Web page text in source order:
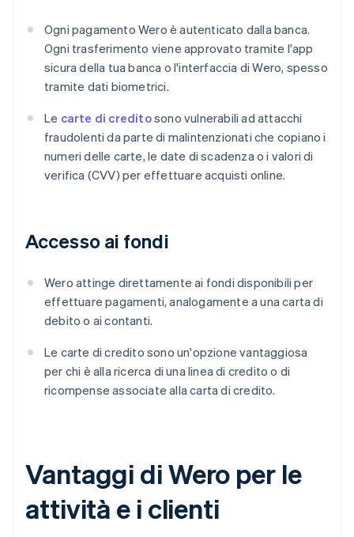
Ogni pagamento Wero è autenticato dalla banca.
Ogni trasferimento viene approvato tramite l'app
sicura della tua banca o l'interfaccia di Wero, spesso
tramite dati biometrici.
Le carte di creditosono vulnerabili ad attacchi
fraudolenti da parte di malintenzionati che copiano i
numeri delle carte, le date di scadenza o i valori di
verifica (CVV) per effettuare acquisti online.
Accesso ai fondi
Wero attinge direttamente ai fondi disponibili per
effettuare pagamenti, analogamente a una carta di
debito o ai contanti.
Le carte di credito sono un'opzione vantaggiosa
per chi è alla ricerca di una linea di credito o di
ricompense associate alla carta di credito.
Vantaggi di Wero per le
attività e i clienti